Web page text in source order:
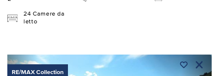
24 Camere da
letto
RE/MAX Collection